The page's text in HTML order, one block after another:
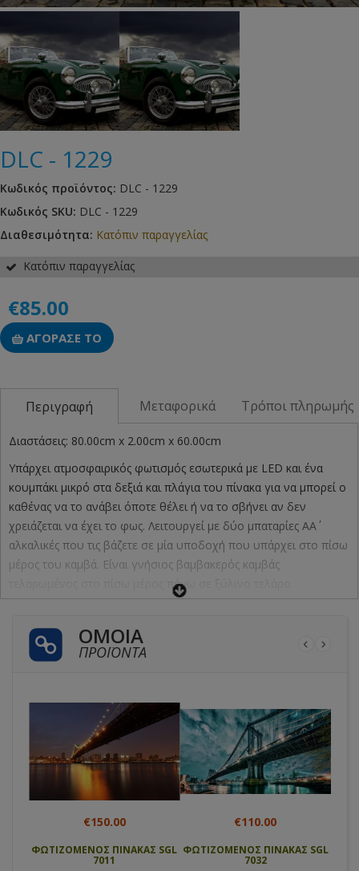
DLC - 1229
Κωδικός προϊόντος: DLC - 1229
Κωδικός SKU: DLC - 1229
Διαθεσιμότητα: Κατόπιν παραγγελίας
Κατόπιν παραγγελίας
€85.00
ΑΓΟΡΑΣΕ ΤΟ
Περιγραφή Μεταφορικά Τρόποι πληρωμής
Διαστάσεις: 80.00cm x 2.00cm x 60.00cm
Υπάρχει ατμοσφαιρικός φωτισμός εσωτερικά με LED και ένα
κουμπάκι μικρό στα δεξιά και πλάγια του πίνακα για να μπορεί ο
καθένας να το ανάβει όποτε θέλει ή να το σβήνει αν δεν
χρειάζεται να έχει το φως. Λειτουργεί με δύο μπαταρίες ΑΑ΄
αλκαλικές που τις βάζετε σε μία υποδοχή που υπάρχει στο πίσω
μέρος του καμβά. Είναι γνήσιος βαμβακερός καμβάς
τελαρωμένος στο πίσω μέρος πάνω σε ξύλινο τελάρο.
ΌΜΟΙΑ
ΠΡΟΪΌΝΤΑ
€150.00
ΦΩΤΙΖΟΜΕΝΟΣ ΠΙΝΑΚΑΣ SGL
7011
€110.00
ΦΩΤΙΖΟΜΕΝΟΣ ΠΙΝΑΚΑΣ SGL
7032